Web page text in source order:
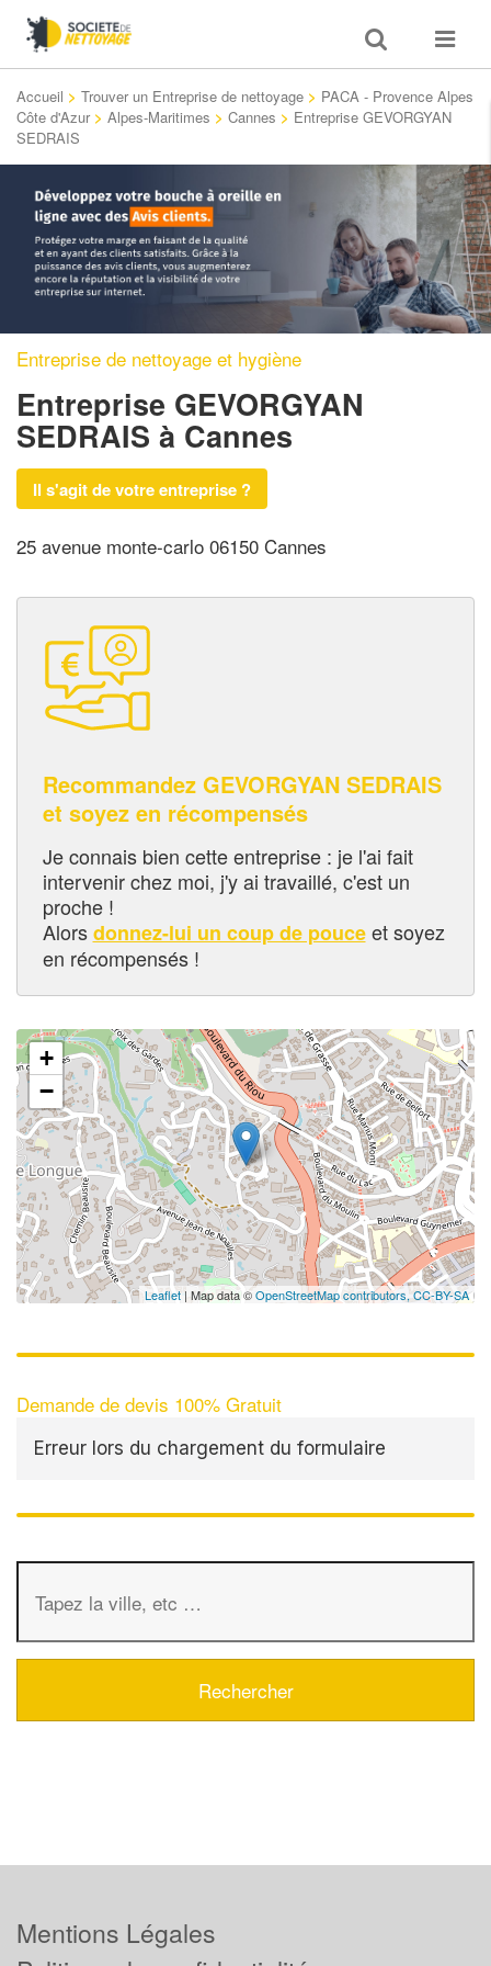
Toggle
search
Toggle
Accueil > Trouver un Entreprise de nettoyage > PACA - Provence Alpes
Côte d'Azur > Alpes-Maritimes > Cannes > Entreprise GEVORGYAN
SEDRAIS
Entreprise de nettoyage et hygiène
Entreprise GEVORGYAN
SEDRAIS à Cannes
Il s'agit de votre entreprise ?
25 avenue monte-carlo 06150 Cannes
Recommandez GEVORGYAN SEDRAIS
et soyez en récompensés
Je connais bien cette entreprise : je l'ai fait
intervenir chez moi, j'y ai travaillé, c'est un
proche !
Alorsdonnez-lui un coup de pouceet soyez
en récompensés !
+
−
Leaflet | Map data ©OpenStreetMap contributors, CC-BY-SA
Demande de devis 100% Gratuit
Erreur lors du chargement du formulaire
Mentions Légales